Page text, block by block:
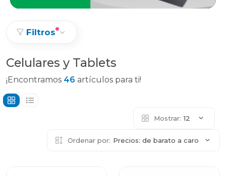
Filtros
Celulares y Tablets
¡Encontramos 46 artículos para ti!
Mostrar: 12
Ordenar por: Precios: de barato a caro